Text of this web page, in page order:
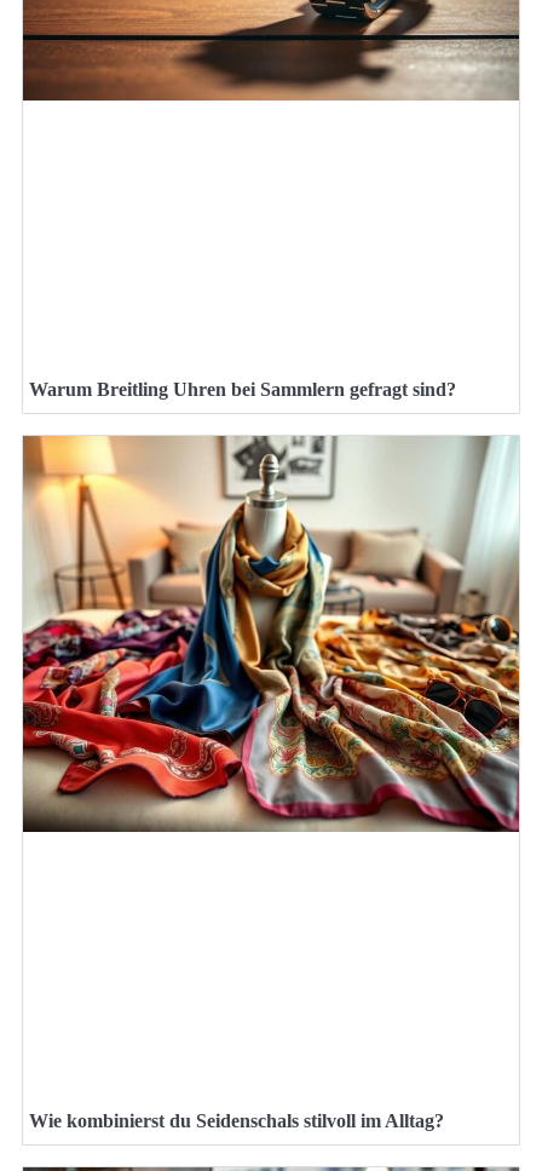
Warum Breitling Uhren bei Sammlern gefragt sind?
Wie kombinierst du Seidenschals stilvoll im Alltag?